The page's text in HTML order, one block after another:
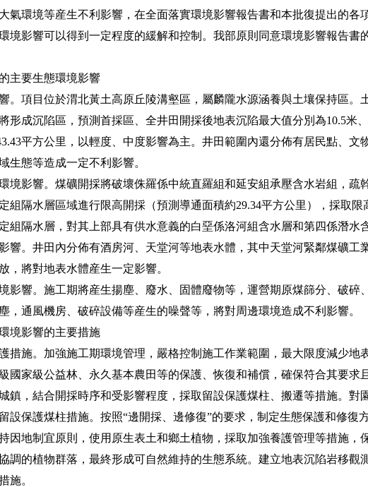
氣環境等産生不利影響，在全面落實環境影響報告書和本批復提出的各
境影響可以得到一定程度的緩解和控制。我部原則同意環境影響報告書
要生態環境影響
項目位於渭北黃土高原丘陵溝壑區，屬麟隴水源涵養與土壤保持區。
形成沉陷區，預測首採區、全井田開採後地表沉陷最大值分別為10.5米
平方公里，以輕度、中度影響為主。井田範圍內還分佈有居民點、文
生態等造成一定不利影響。
影響。煤礦開採將破壞侏羅係中統直羅組和延安組承壓含水岩組，疏
組隔水層區域進行限高開採（預測導通面積約29.34平方公里），採取
組隔水層，對其上部具有供水意義的白堊係洛河組含水層和第四係潛水
。井田內分佈有酒房河、天堂河等地表水體，其中天堂河緊鄰煤礦工
，將對地表水體産生一定影響。
響。施工期將産生揚塵、廢水、固體廢物等，運營期原煤篩分、破碎
，通風機房、破碎設備等産生的噪聲等，將對周邊環境造成不利影響。
影響的主要措施
施。加強施工期環境管理，嚴格控制施工作業範圍，最大限度減少地
國家級公益林、永久基本農田等的保護、恢復和補償，確保符合其要求
鎮，結合開採時序和受影響程度，採取留設保護煤柱、搬遷等措施。對
設保護煤柱措施。按照“邊開採、邊修復”的要求，制定生態保護和修復
因地制宜原則，使用原生表土和鄉土植物，採取加強養護管理等措施，
調的植物群落，最終形成可自然維持的生態系統。建立地表沉陷岩移觀
施。